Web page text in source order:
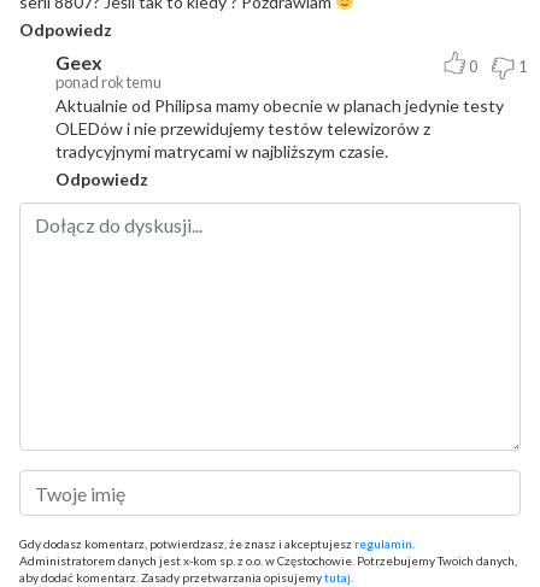
Odpowiedz
Geex
ponad rok temu
0 1
Aktualnie od Philipsa mamy obecnie w planach jedynie testy
OLEDów i nie przewidujemy testów telewizorów z
tradycyjnymi matrycami w najbliższym czasie.
Odpowiedz
Gdy dodasz komentarz, potwierdzasz, że znasz i akceptujesz regulamin
Administratorem danych jest x-kom sp. z o.o. w Częstochowie. Potrzebujemy Twoich danych,
aby dodać komentarz. Zasady przetwarzania opisujemytutaj